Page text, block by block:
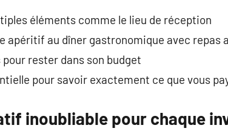
éléments comme le lieu de réception
apéritif au dîner gastronomique avec repas
rester dans son budget
pour savoir exactement ce que vous
inoubliable pour chaque